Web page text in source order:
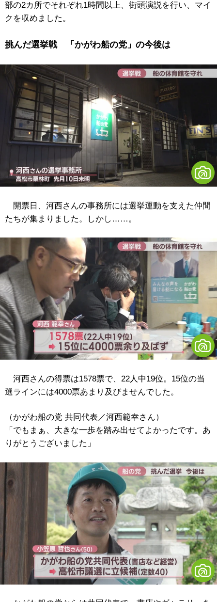
部の2カ所でそれぞれ1時間以上、街頭演説を行い、マイ
クを収めました。
挑んだ選挙戦 「かがわ船の党」の今後は
開票日、河西さんの事務所には選挙運動を支えた仲間
たちが集まりました。しかし……。
河西さんの得票は1578票で、22人中19位。15位の当
選ラインには4000票あまり及びませんでした。
（かがわ船の党 共同代表／河西範幸さん）
「でもまぁ、大きな一歩を踏み出せてよかったです。あ
りがとうございました」